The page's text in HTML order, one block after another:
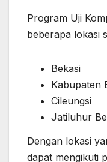
Program Uji
beberapa lokasi
Bekasi
Kabupaten
Cileungsi
Jatiluhur
Dengan lokasi
dapat mengikuti